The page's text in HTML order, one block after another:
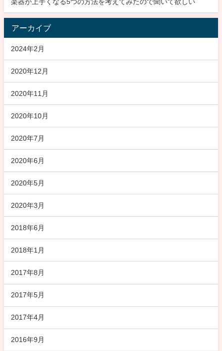
アーカイブ
2024年2月
2020年12月
2020年11月
2020年10月
2020年7月
2020年6月
2020年5月
2020年3月
2018年6月
2018年1月
2017年8月
2017年5月
2017年4月
2016年9月